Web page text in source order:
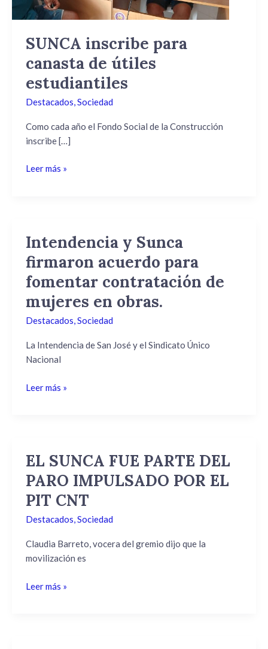
SUNCA inscribe para
canasta de útiles
estudiantiles
Destacados,Sociedad
Como cada año el Fondo Social de la Construcción
inscribe […]
Leer más »
Intendencia y Sunca
firmaron acuerdo para
fomentar contratación de
mujeres en obras.
Destacados,Sociedad
La Intendencia de San José y el Sindicato Único
Nacional
Intendencia
y
Sunca
firmaron
acuerdo
para
fomentar
contratación
de
en
Leer más »
EL SUNCA FUE PARTE DEL
PARO IMPULSADO POR EL
PIT CNT
Destacados,Sociedad
Claudia Barreto, vocera del gremio dijo que la
movilización es
EL
FUE
PARTE
DEL
IMPULSADO
POR
PIT
Leer más »